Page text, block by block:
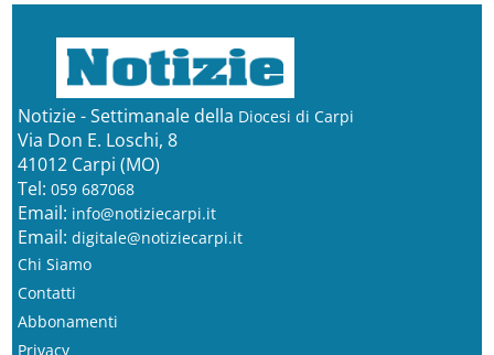
Notizie - Settimanale della Diocesi di Carpi
Via Don E. Loschi, 8
41012 Carpi (MO)
Tel: 059 687068
Email: info@notiziecarpi.it
Email: digitale@notiziecarpi.it
Chi Siamo
Contatti
Abbonamenti
Privacy